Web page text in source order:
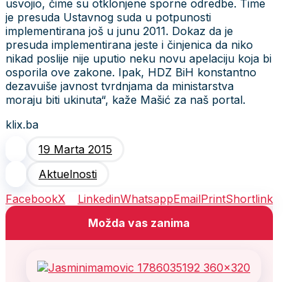
usvojio, čime su otklonjene sporne odredbe. Time
je presuda Ustavnog suda u potpunosti
implementirana još u junu 2011. Dokaz da je
presuda implementirana jeste i činjenica da niko
nikad poslije nije uputio neku novu apelaciju koja bi
osporila ove zakone. Ipak, HDZ BiH konstantno
dezavuiše javnost tvrdnjama da ministarstva
moraju biti ukinuta“, kaže Mašić za naš portal.
klix.ba
19 Marta 2015
Aktuelnosti
FacebookX LinkedinWhatsappEmailPrintShortlink
Možda vas zanima